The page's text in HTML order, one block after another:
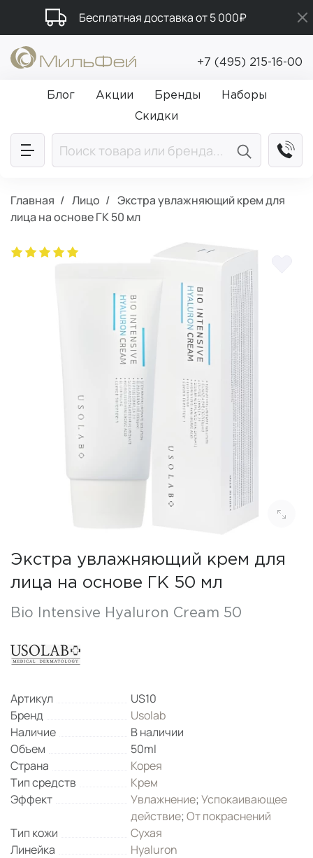
Бесплатная доставка от 5 000₽
Подарки в каждый заказ от 5 000₽
Промокод ПРИВЕТ
+7 (495) 215-16-00
Блог Акции Бренды
Наборы
Скидки
Главная Лицо
Экстра увлажняющий крем для
лица на основе ГК 50 мл
Экстра увлажняющий крем для
лица на основе ГК 50 мл
Bio Intensive Hyaluron Cream 50
Артикул
US10
Бренд
Usolab
Наличие
В наличии
Объем
50ml
Страна
Корея
Тип средств
Крем
Эффект
Увлажнение;Успокаивающее
действие;От покраснений
Тип кожи
Сухая
Линейка
Hyaluron